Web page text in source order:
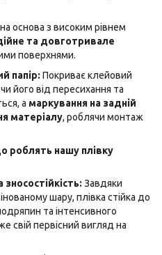
основа з високим рівнем
та довготривале
поверхнями.
папір: Покриває клейовий
його від пересихання та
а маркування на задній
матеріалу, роблячи монтаж
роблять нашу плівку
Завдяки
шару, плівка стійка до
та інтенсивного
свій первісний вигляд на